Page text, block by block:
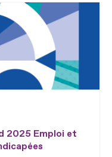
2025 Emploi et